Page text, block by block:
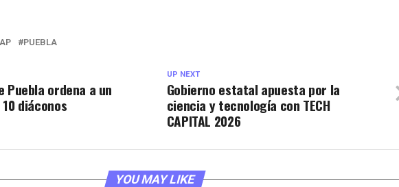
PUEBLA
UP NEXT
Gobierno estatal apuesta por la
ciencia y tecnología con TECH
CAPITAL 2026
Puebla ordena a un
diáconos
YOU MAY LIKE